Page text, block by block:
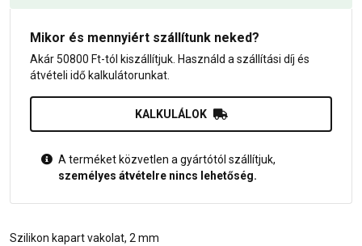
Mikor és mennyiért szállítunk neked?
Akár 50800 Ft-tól kiszállítjuk. Használd a szállítási díj és
átvételi idő kalkulátorunkat.
KALKULÁLOK
A terméket közvetlen a gyártótól szállítjuk,
személyes átvételre nincs lehetőség.
Szilikon kapart vakolat, 2 mm